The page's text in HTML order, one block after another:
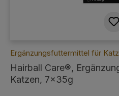
Ergänzungsfuttermittel für
Hairball Care®,
Katzen, 7x35g